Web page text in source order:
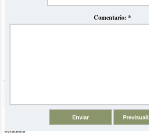
Comentario: *
Volvemos luego de la pandemia con nuestro tradicional
Viajamos desde San Pablo a Buenos Aires en ómnibus con la
empresa JBL y se los contamos con una super crónica
detallada